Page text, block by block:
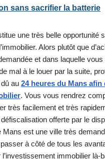
sans sacrifier la batterie
une très belle opportunité
Alors plutôt que
et dans laquelle vous
mal à le louer par la suite,
dû au 24 heures du Mans afin
. Vous vous rendrez
très facilement et très
offerte par le
Mans est une ville très
à côté de tous les
immobilier là-